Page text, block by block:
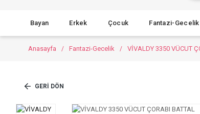
Bayan Erkek Çocuk Fantazi-Gecelik
Anasayfa Fantazi-Gecelik VİVALDY 3350 VÜCUT
GERI DÖN